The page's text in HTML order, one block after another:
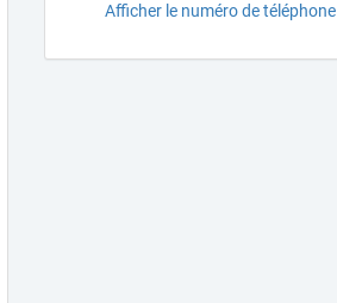
Afficher le numéro de téléphone